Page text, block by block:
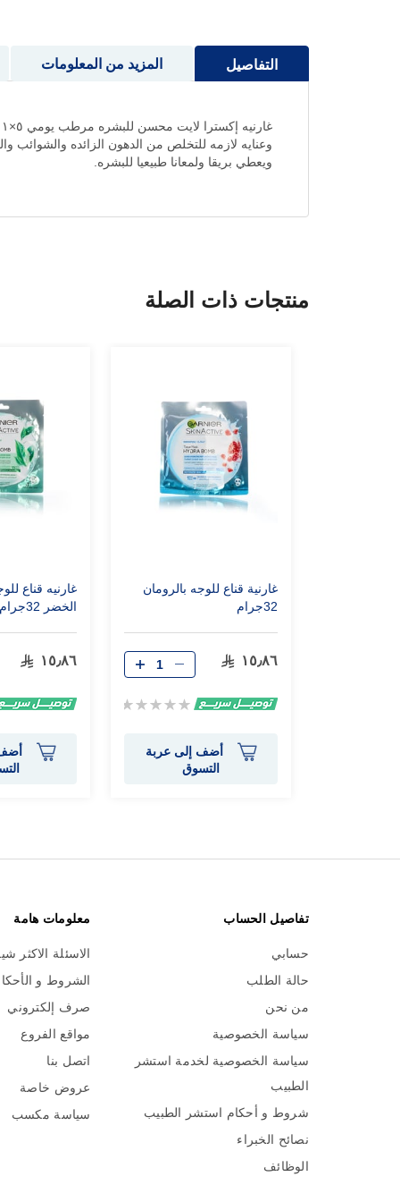
معرض
التفاصيل
وعنايه لازمه للتخلص من الدهون الزائده
ويعطي بريقا ولمعانا طبيعيا للبشره.
المزيد من المعلومات
منتجات ذات الصلة
غارنية قناع للوجه بالرومان
32جرام
١٥٫٨٦
Rating:
أضف إلى عربة
التسوق
غارنيه قناع
الخضر 32جرام
١٥٫٨٦
تفاصيل الحساب
حسابي
حالة الطلب
من نحن
سياسة الخصوصية
سياسة الخصوصية لخدمة استشر
الطبيب
شروط و أحكام استشر الطبيب
نصائح الخبراء
الوظائف
معلومات هامة
الاسئلة الاكثر
الشروط و
صرف إلكتروني
مواقع الفروع
اتصل بنا
عروض خاصة
سياسة مكسب